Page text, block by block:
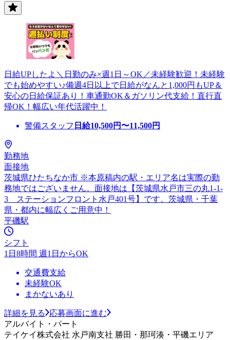
日給UPしたよ＼日勤のみ×週1日～OK／未経験歓迎！未経験
でも始めやすい♪備週4日以上で日給がなんと1,000円もUP＆
安心の日給保証あり！車通勤OK＆ガソリン代支給！直行直
帰OK！幅広い年代活躍中！
警備スタッフ 日給10,500円〜11,500円
勤務地
面接地
茨城県ひたちなか市 ※本原稿内の駅・エリア名は実際の勤
務地ではございません。面接地は【茨城県水戸市三の丸1-1-
3 ステーションフロント水戸401号】です。茨城県・千葉
県・都内に幅広くご用意中！
平磯駅
シフト
1日8時間 週1日からOK
交通費支給
未経験OK
まかないあり
詳細を見る
応募画面に進む
アルバイト・パート
テイケイ株式会社 水戸南支社 勝田・那珂湊・平磯エリア